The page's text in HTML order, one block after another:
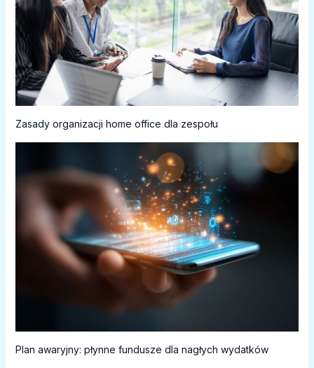
Zasady organizacji home office dla zespołu
Plan awaryjny: płynne fundusze dla nagłych wydatków